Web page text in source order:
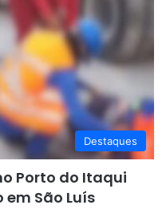
Destaques
Porto do Itaqui
São Luís